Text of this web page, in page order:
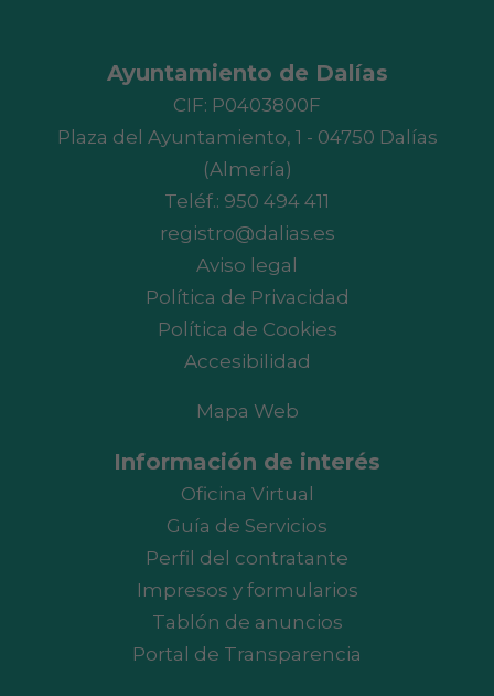
Ayuntamiento de Dalías
CIF: P0403800F
Plaza del Ayuntamiento, 1 - 04750 Dalías
(Almería)
Teléf.: 950 494 411
registro@dalias.es
Aviso legal
Política de Privacidad
Política de Cookies
Accesibilidad
Mapa Web
Información de interés
Oficina Virtual
Guía de Servicios
Perfil del contratante
Impresos y formularios
Tablón de anuncios
Portal de Transparencia